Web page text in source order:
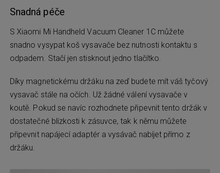
Snadná péče
S Xiaomi Mi Handheld Vacuum Cleaner 1C můžete
snadno vysypat koš vysavače bez nutnosti kontaktu s
odpadem. Stačí jen stisknout jedno tlačítko.
Díky magnetickému držáku na zeď budete mít váš tyčový
vysavač stále na očích. Už žádné válení vysavače v
koutě. Pokud se navíc rozhodnete připevnit tento držák v
dostatečné blízkosti k zásuvce, tak k němu můžete
připevnit napájecí adaptér a vysávač nabíjet přímo z
držáku.